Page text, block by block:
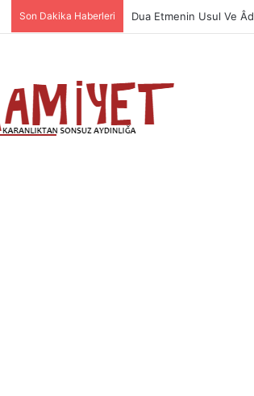
Son Dakika Haberleri Dua Etmenin Usul Ve